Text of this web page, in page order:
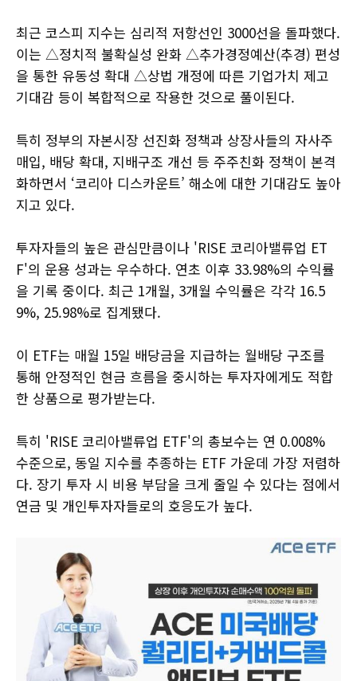
최근 코스피 지수는 심리적 저항선인 3000선을 돌파했다.
이는 △정치적 불확실성 완화 △추가경정예산(추경) 편성
을 통한 유동성 확대 △상법 개정에 따른 기업가치 제고
기대감 등이 복합적으로 작용한 것으로 풀이된다.
특히 정부의 자본시장 선진화 정책과 상장사들의 자사주
매입, 배당 확대, 지배구조 개선 등 주주친화 정책이 본격
화하면서 ‘코리아 디스카운트’ 해소에 대한 기대감도 높아
지고 있다.
투자자들의 높은 관심만큼이나 'RISE 코리아밸류업 ET
F'의 운용 성과는 우수하다. 연초 이후 33.98%의 수익률
을 기록 중이다. 최근 1개월, 3개월 수익률은 각각 16.5
9%, 25.98%로 집계됐다.
이 ETF는 매월 15일 배당금을 지급하는 월배당 구조를
통해 안정적인 현금 흐름을 중시하는 투자자에게도 적합
한 상품으로 평가받는다.
특히 'RISE 코리아밸류업 ETF'의 총보수는 연 0.008%
수준으로, 동일 지수를 추종하는 ETF 가운데 가장 저렴하
다. 장기 투자 시 비용 부담을 크게 줄일 수 있다는 점에서
연금 및 개인투자자들로의 호응도가 높다.